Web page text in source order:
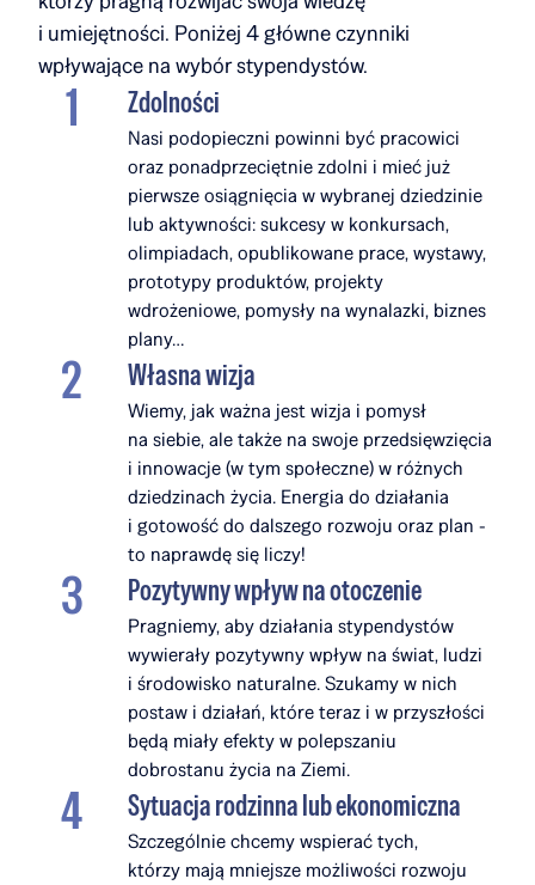
i umiejętności. Poniżej 4 główne czynniki
wpływające na wybór stypendystów.
Zdolności
Nasi podopieczni powinni być pracowici
oraz ponadprzeciętnie zdolni i mieć już
pierwsze osiągnięcia w wybranej dziedzinie
lub aktywności: sukcesy w konkursach,
olimpiadach, opublikowane prace, wystawy,
prototypy produktów, projekty
wdrożeniowe, pomysły na wynalazki, biznes
plany…
Własna wizja
Wiemy, jak ważna jest wizja i pomysł
na siebie, ale także na swoje przedsięwzięcia
i innowacje (w tym społeczne) w różnych
dziedzinach życia. Energia do działania
i gotowość do dalszego rozwoju oraz plan -
to naprawdę się liczy!
Pozytywny wpływ na otoczenie
Pragniemy, aby działania stypendystów
wywierały pozytywny wpływ na świat, ludzi
i środowisko naturalne. Szukamy w nich
postaw i działań, które teraz i w przyszłości
będą miały efekty w polepszaniu
dobrostanu życia na Ziemi.
Sytuacja rodzinna lub ekonomiczna
Szczególnie chcemy wspierać tych,
którzy mają mniejsze możliwości rozwoju